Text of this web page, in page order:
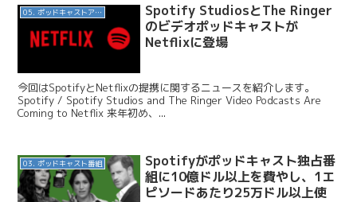
05. ポッドキャストアプリ
Spotify StudiosとThe Ringer
のビデオポッドキャストが
Netflixに登場
今回はSpotifyとNetflixの提携に関するニュースを紹介します。
Spotify / Spotify Studios and The Ringer Video Podcasts Are
Coming to Netflix 来年初め、...
03. ポッドキャスト番組
Spotifyがポッドキャスト独占番
組に10億ドル以上を費やし、1エ
ピソードあたり25万ドル以上使